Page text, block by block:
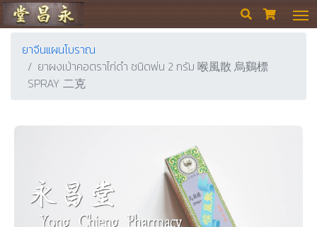
ร้านขายยา ย่งเชียงตึ๊ง  
ยาจีนแผนโบราณ
ยาผงเป่าคอตราไก่ดำ ชนิดพ่น 2 กรัม 喉風散 烏鷄標
SPRAY 二克